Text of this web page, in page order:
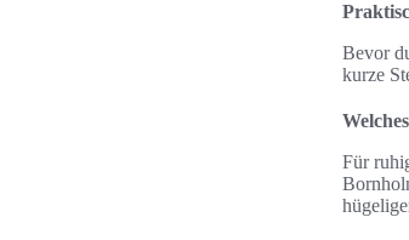
Bevor
kurze
Für